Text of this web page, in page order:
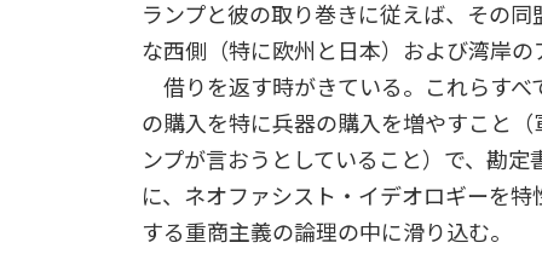
ランプと彼の取り巻きに従えば、その
な西側（特に欧州と日本）および湾岸
借りを返す時がきている。これらすべ
の購入を特に兵器の購入を増やすこと
ンプが言おうとしていること）で、勘
に、ネオファシスト・イデオロギーを
する重商主義の論理の中に滑り込む。